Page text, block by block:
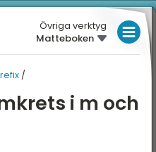
Övriga verktyg
Matteboken
/
i m och
LÅGSTADIET
MELLANSTADIET
HÖGSTADIET
GYMNASIET
MATTE 1